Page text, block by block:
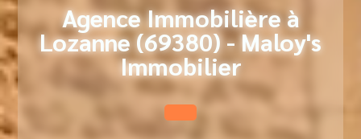
Agence Immobilière à
Lozanne (69380) - Maloy's
Immobilier